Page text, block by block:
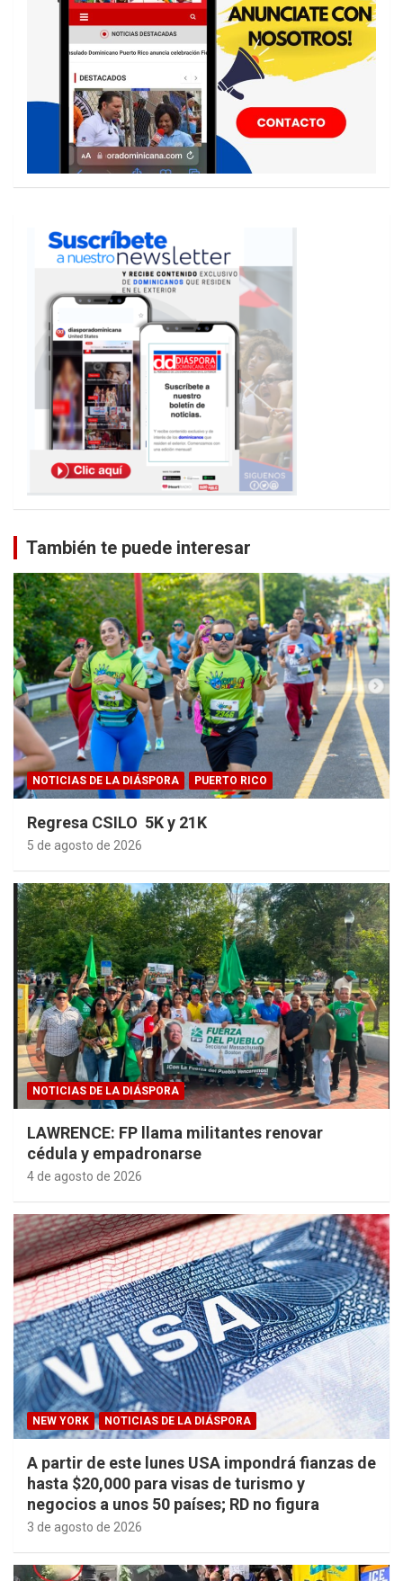
También te puede interesar
NOTICIAS DE LA DIÁSPORA PUERTO RICO
Regresa CSILO 5K y 21K
5 de agosto de 2026
NOTICIAS DE LA DIÁSPORA
LAWRENCE: FP llama militantes renovar
cédula y empadronarse
4 de agosto de 2026
NEW YORK NOTICIAS DE LA DIÁSPORA
A partir de este lunes USA impondrá fianzas de
hasta $20,000 para visas de turismo y
negocios a unos 50 países; RD no figura
3 de agosto de 2026